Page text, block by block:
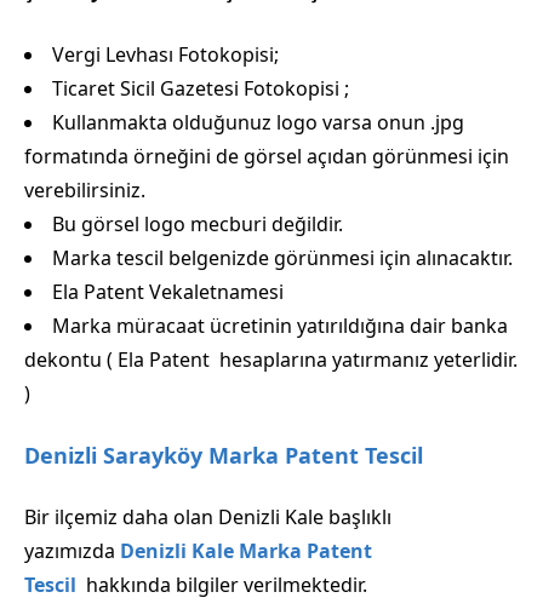
Vergi Levhası Fotokopisi;
Ticaret Sicil Gazetesi Fotokopisi ;
Kullanmakta olduğunuz logo varsa onun .jpg
formatında örneğini de görsel açıdan görünmesi için
verebilirsiniz.
Bu görsel logo mecburi değildir.
Marka tescil belgenizde görünmesi için alınacaktır.
Ela Patent Vekaletnamesi
Marka müracaat ücretinin yatırıldığına dair banka
dekontu ( Ela Patent hesaplarına yatırmanız yeterlidir.
)
Denizli Sarayköy Marka Patent Tescil
Bir ilçemiz daha olan Denizli Kale başlıklı
yazımızda Denizli Kale Marka Patent
Tescil hakkında bilgiler verilmektedir.